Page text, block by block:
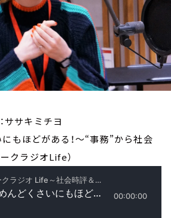
サキミチヨ
もほどがある！～“事務”から社会
クラジオLife）